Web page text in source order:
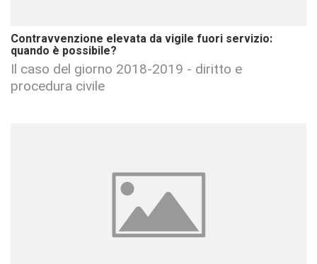
Contravvenzione elevata da vigile fuori servizio:
quando è possibile?
Il caso del giorno 2018-2019 - diritto e
procedura civile